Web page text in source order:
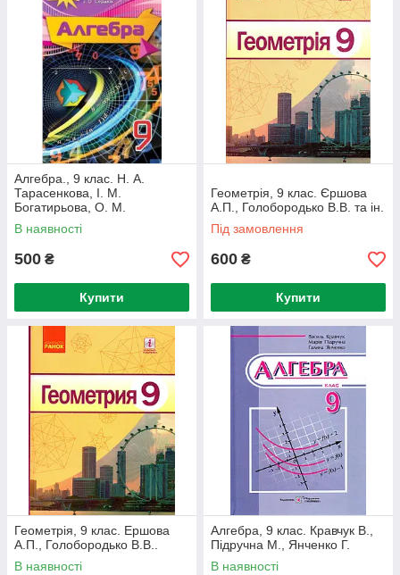
Алгебра., 9 клас. Н. А.
Тарасенкова, І. М.
Богатирьова, О. М.
Коломієць, З. О. Сердюк
В наявності
500 ₴
Купити
Геометрія, 9 клас. Єршова
А.П., Голобородько В.В. та ін.
Під замовлення
600 ₴
Купити
Геометрія, 9 клас. Ершова
А.П., Голобородько В.В..
В наявності
Алгебра, 9 клас. Кравчук В.,
Підручна М., Янченко Г.
В наявності